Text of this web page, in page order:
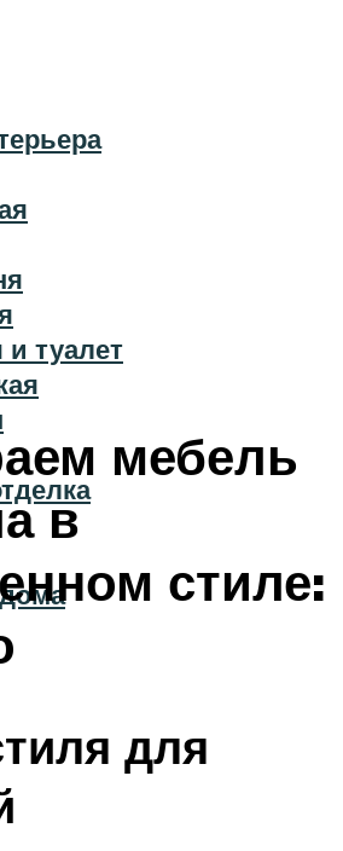
туалет
мебель
в
стиле:
для